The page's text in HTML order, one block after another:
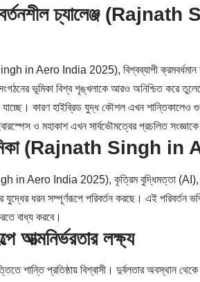
চ্যালেঞ্জ
in Aero India 2025), বিশ্বব্যাপী
ভূমিকা বিশ্ব শৃঙ্খলাকে আরও অনিশ্চিত করে
যাচ্ছে। কারণ হাইব্রিড যুদ্ধ কৌশল এখন শান্তিকালেও
ও মহাকাশ এখন সার্বভৌমত্বের প্রচলিত সংজ্ঞাকে
(Rajnath Singh
in Aero India 2025), কৃত্রিম বুদ্ধিমত্তা (AI),
ধরন সম্পূর্ণরূপে পরিবর্তন করছে। এই পরিবর্তন
বাধ্য করবে।
আত্মনির্ভরতার লক্ষ্য
শান্তি প্রতিষ্ঠায় বিশ্বাসী। দুর্বলতার অবস্থান